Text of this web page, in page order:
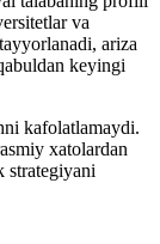
va
ariza
keyingi
kafolatlamaydi.
xatolardan
strategiyani